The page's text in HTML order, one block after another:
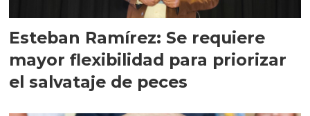
Esteban Ramírez: Se requiere
mayor flexibilidad para priorizar
el salvataje de peces